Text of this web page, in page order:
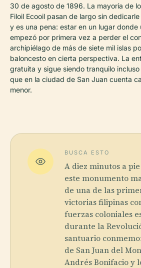
30 de agosto de 1896. La mayoría de
Filoil Ecooil pasan de largo sin
y es una pena: estar en un lugar donde
empezó por primera vez a perder el
archipiélago de más de siete mil islas
baloncesto en cierta perspectiva. La
gratuita y sigue siendo tranquilo
que en la ciudad de San Juan cuenta
menor.
BUSCA ESTO
A diez minutos a
este monumento
de una de las
victorias filipinas
fuerzas coloniales
durante la
santuario
de San Juan del
Andrés Bonifacio y